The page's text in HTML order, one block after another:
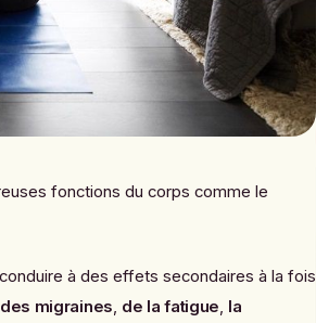
fonctions du corps comme le
à des effets secondaires à la fois
des migraines, de la fatigue, la